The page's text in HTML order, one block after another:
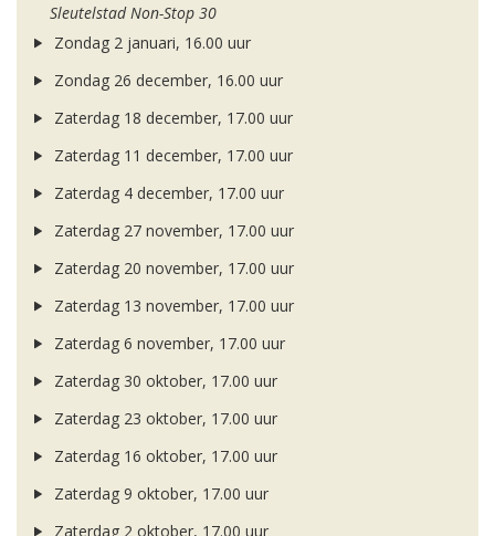
Sleutelstad Non-Stop 30
Zondag 2 januari, 16.00 uur
Zondag 26 december, 16.00 uur
Zaterdag 18 december, 17.00 uur
Zaterdag 11 december, 17.00 uur
Zaterdag 4 december, 17.00 uur
Zaterdag 27 november, 17.00 uur
Zaterdag 20 november, 17.00 uur
Zaterdag 13 november, 17.00 uur
Zaterdag 6 november, 17.00 uur
Zaterdag 30 oktober, 17.00 uur
Zaterdag 23 oktober, 17.00 uur
Zaterdag 16 oktober, 17.00 uur
Zaterdag 9 oktober, 17.00 uur
Zaterdag 2 oktober, 17.00 uur